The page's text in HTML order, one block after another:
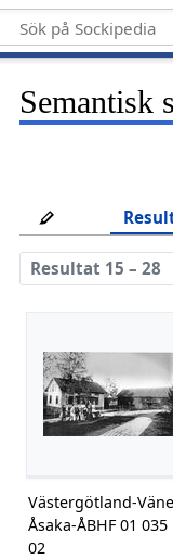
Semantisk
Resultat 15 – 28
Västergötland-
Åsaka-ÅBHF 01 035
02